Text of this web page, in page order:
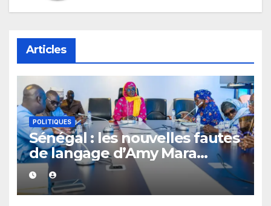
Articles
POLITIQUES
Sénégal : les nouvelles fautes
de langage d’Amy Mara
provoquent des réactions sur
les réseaux sociaux